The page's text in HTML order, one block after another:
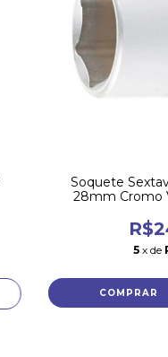
Soquete
28mm Cromo
5 x de